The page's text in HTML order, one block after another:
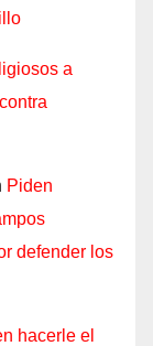
a
Piden
defender los
hacerle el